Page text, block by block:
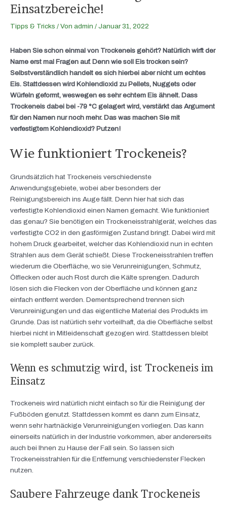
Einsatzbereiche!
Tipps & Tricks / Von admin / Januar 31, 2022
Haben Sie schon einmal von Trockeneis gehört? Natürlich wirft der
Name erst mal Fragen auf. Denn wie soll Eis trocken sein?
Selbstverständlich handelt es sich hierbei aber nicht um echtes
Eis. Stattdessen wird Kohlendioxid zu Pellets, Nuggets oder
Würfeln geformt, weswegen es sehr echtem Eis ähnelt. Dass
Trockeneis dabei bei -79 °C gelagert wird, verstärkt das Argument
für den Namen nur noch mehr. Das was machen Sie mit
verfestigtem Kohlendioxid? Putzen!
Wie funktioniert Trockeneis?
Grundsätzlich hat Trockeneis verschiedenste
Anwendungsgebiete, wobei aber besonders der
Reinigungsbereich ins Auge fällt. Denn hier hat sich das
verfestigte Kohlendioxid einen Namen gemacht. Wie funktioniert
das genau? Sie benötigen ein Trockeneisstrahlgerät, welches das
verfestigte CO2 in den gasförmigen Zustand bringt. Dabei wird mit
hohem Druck gearbeitet, welcher das Kohlendioxid nun in echten
Strahlen aus dem Gerät schießt. Diese Trockeneisstrahlen treffen
wiederum die Oberfläche, wo sie Verunreinigungen, Schmutz,
Ölflecken oder auch Rost durch die Kälte sprengen. Dadurch
lösen sich die Flecken von der Oberfläche und können ganz
einfach entfernt werden. Dementsprechend trennen sich
Verunreinigungen und das eigentliche Material des Produkts im
Grunde. Das ist natürlich sehr vorteilhaft, da die Oberfläche selbst
hierbei nicht in Mitleidenschaft gezogen wird. Stattdessen bleibt
sie komplett sauber zurück.
Wenn es schmutzig wird, ist Trockeneis im
Einsatz
Trockeneis wird natürlich nicht einfach so für die Reinigung der
Fußböden genutzt. Stattdessen kommt es dann zum Einsatz,
wenn sehr hartnäckige Verunreinigungen vorliegen. Das kann
einerseits natürlich in der Industrie vorkommen, aber andererseits
auch bei Ihnen zu Hause der Fall sein. So lassen sich
Trockeneisstrahlen für die Entfernung verschiedenster Flecken
nutzen.
Saubere Fahrzeuge dank Trockeneis